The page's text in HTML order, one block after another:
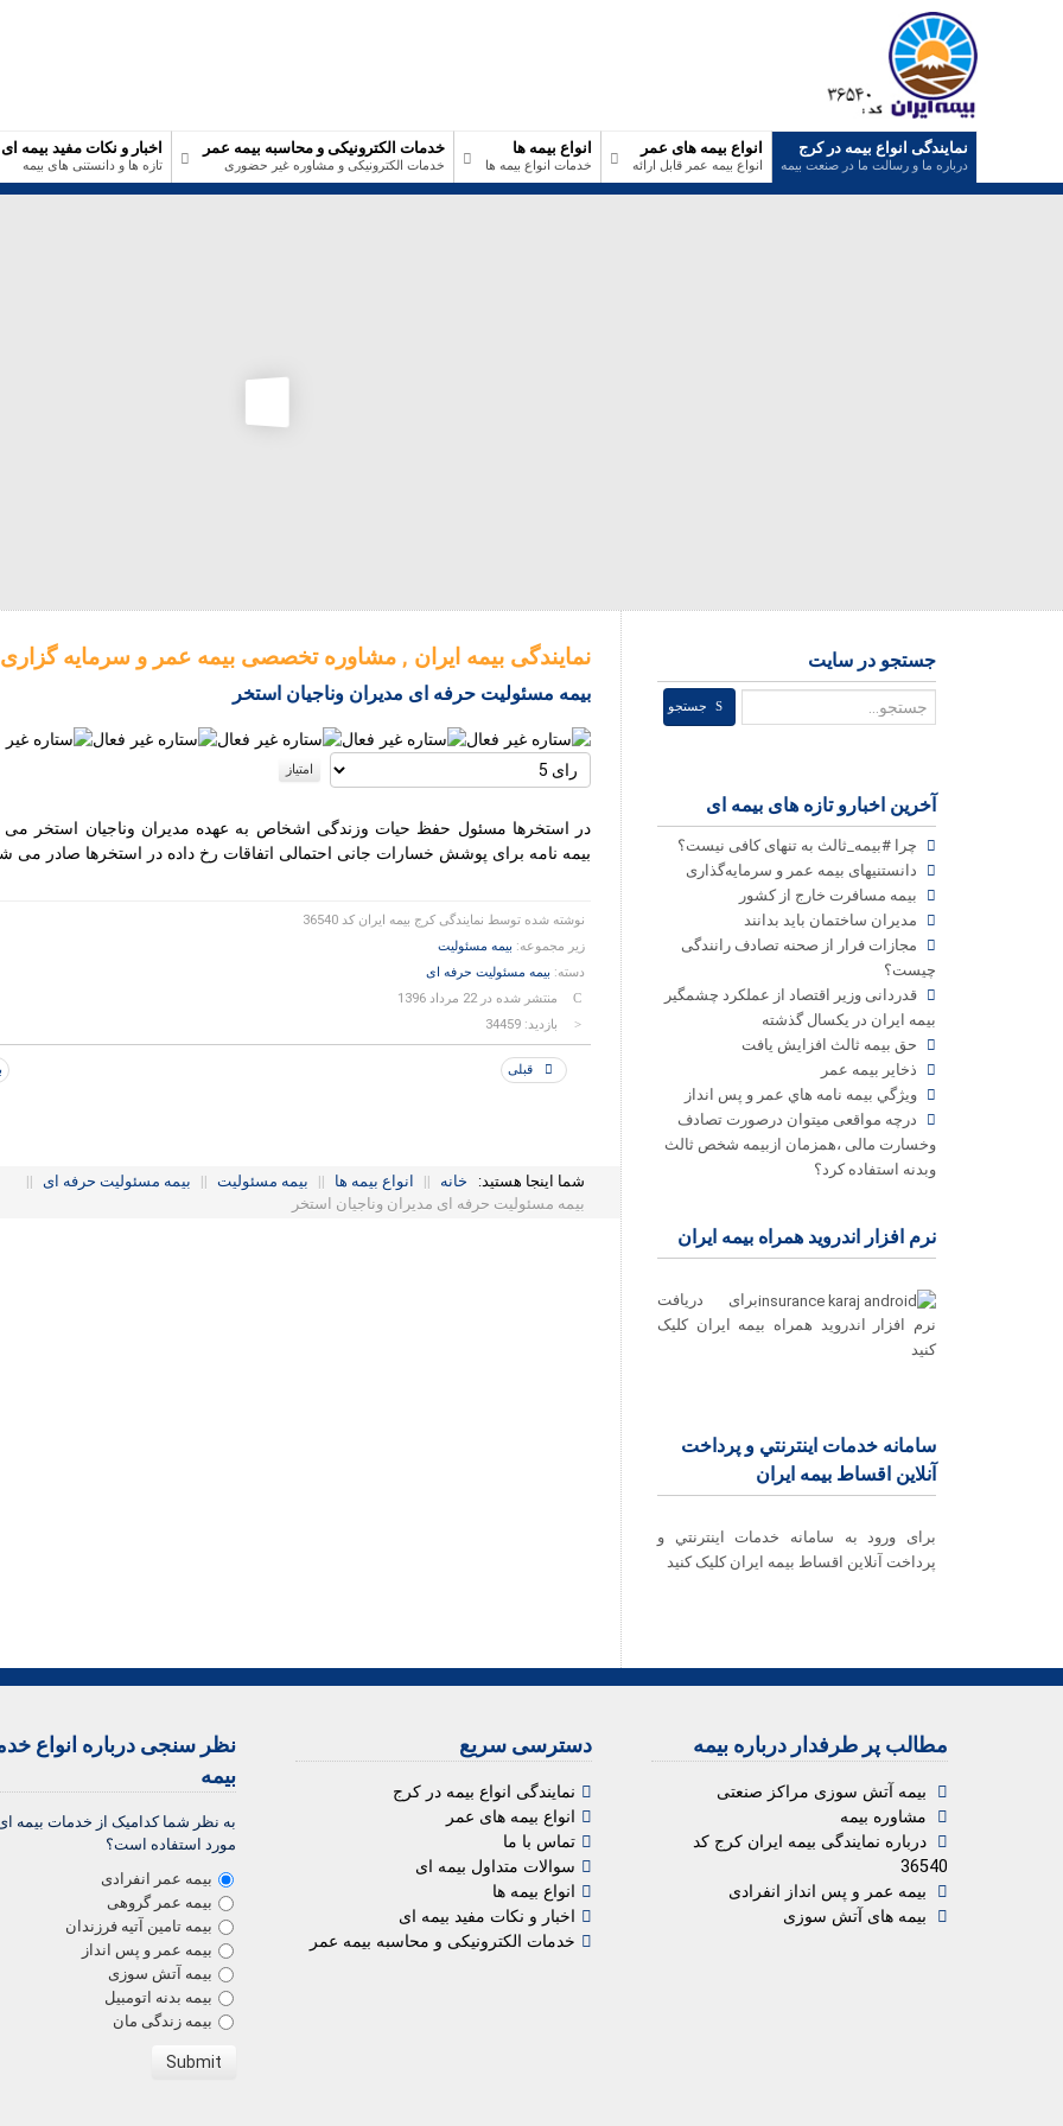
نمایندگی انواع بیمه در کرج
درباره ما و رسالت ما در صنعت بیمه
انواع بیمه های عمر
انواع بیمه عمر قابل ارائه
انواع بیمه ها
خدمات انواع بیمه ها
خدمات الکترونیکی و محاسبه بیمه عمر
خدمات الکترونیکی و مشاوره غیر حضوری
اخبار و نکات مفید بیمه ای
تازه ها و دانستنی های بیمه
جستجو در سایت
جستجوجستجو
آخرین اخبارو تازه های بیمه ای
چرا #بیمه_ثالث به تنهای کافی نیست؟
دانستنیهای بیمه عمر و سرمایه‌گذاری
بیمه مسافرت خارج از کشور
مدیران ساختمان باید بدانند
مجازات فرار از صحنه تصادف رانندگی
چیست؟
قدردانی وزیر اقتصاد از عملکرد چشمگیر
بیمه ایران در یکسال گذشته
حق بیمه ثالث افزایش یافت
ذخاير بيمه عمر
ويژگي بيمه نامه هاي عمر و پس انداز
درچه مواقعی میتوان درصورت تصادف
وخسارت مالی ،همزمان ازبیمه شخص ثالث
وبدنه استفاده کرد؟
نرم افزار اندروید همراه بیمه ایران
برای دریافت
نرم افزار اندروید همراه بیمه ایران کلیک
کنید
سامانه خدمات اينترنتي و پرداخت
آنلاین اقساط بيمه ايران
برای ورود به سامانه خدمات اينترنتي و
پرداخت آنلاین اقساط بيمه ايران کلیک کنید
نمایندگی بیمه ایران , مشاوره تخصصی بیمه عمر و سرمایه گزاری
بیمه مسئولیت حرفه ای مدیران وناجیان استخر
لطفا
رای
در استخرها مسئول حفظ حیات وزندگی اشخاص به عهده مدیران وناجیان استخر می
بیمه نامه برای پوشش خسارات جانی احتمالی اتفاقات رخ داده در استخرها صادر می
نوشته شده توسط نمایندگی کرج بیمه ایران کد 36540
زیر مجموعه: بیمه مسئولیت
دسته: بیمه مسئولیت حرفه ای
منتشر شده در 22 مرداد 1396
بازدید: 34459
قبلی
شما اینجا هستید: خانه || انواع بیمه ها || بیمه مسئولیت || بیمه مسئولیت حرفه ای
||
بیمه مسئولیت حرفه ای مدیران وناجیان استخر
مطالب پر طرفدار درباره بیمه
بیمه آتش سوزی مراکز صنعتی
مشاوره بیمه
درباره نمایندگی بیمه ایران کرج کد
36540
بیمه عمر و پس انداز انفرادی
بیمه های آتش سوزی
دسترسی سریع
نمایندگی انواع بیمه در کرج
انواع بیمه های عمر
تماس با ما
سوالات متداول بیمه ای
انواع بیمه ها
اخبار و نکات مفید بیمه ای
خدمات الکترونیکی و محاسبه بیمه عمر
نظر سنجی درباره انواع
بیمه
به نظر شما کدامیک از خدمات بیمه
مورد استفاده است؟
بیمه عمر انفرادی
بیمه عمر گروهی
بیمه تامین آتیه فرزندان
بیمه عمر و پس انداز
بیمه آتش سوزی
بیمه بدنه اتومبیل
بیمه زندگی مان